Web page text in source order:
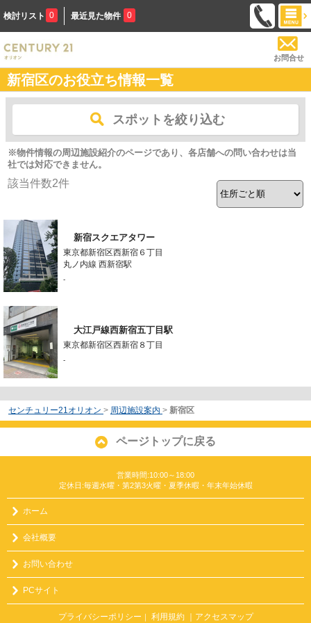
検討リスト 0 最近見た物件 0
お問合せ
新宿区のお役立ち情報一覧
スポットを絞り込む
※物件情報の周辺施設紹介のページであり、各店舗への問い合わせは当
社では対応できません。
該当件数2件
新宿スクエアタワー
東京都新宿区西新宿６丁目
丸ノ内線 西新宿駅
-
大江戸線西新宿五丁目駅
東京都新宿区西新宿８丁目
-
センチュリー21オリオン > 周辺施設案内 > 新宿区
ページトップに戻る
営業時間:10:00～18:00
定休日:毎週水曜・第2第3火曜・夏季休暇・年末年始休暇
ホーム
会社概要
お問い合わせ
PCサイト
プライバシーポリシー ｜ 利用規約 ｜アクセスマップ